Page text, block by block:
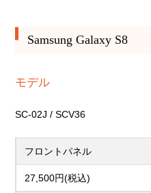
Samsung Galaxy S8
モデル
SC-02J / SCV36
フロントパネル
27,500円(税込)